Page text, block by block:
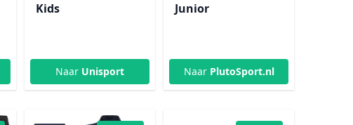
Kids
Naar Unisport
Junior
Naar PlutoSport.nl